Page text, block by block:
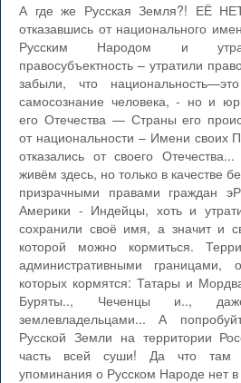
А где же Русская Земля?! ЕЁ
отказавшись от национального
Русским Народом и
правосубъектность – утратили
забыли, что
самосознание человека, - но и
его Отечества — Страны его
от национальности – Имени
отказались от своего
живём здесь, но только в качестве
призрачными правами граждан
Америки - Индейцы, хоть и
сохранили своё имя, а значит и
которой можно кормиться.
административными
которых кормятся: Татары и
Буряты.., Чеченцы и..,
землевладельцами... А
Русской Земли на территории
часть всей суши! Да что там
упоминания о Русском Народе нет